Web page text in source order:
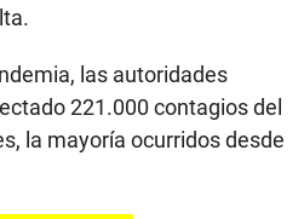
las autoridades
221.000 contagios del
la mayoría ocurridos desde